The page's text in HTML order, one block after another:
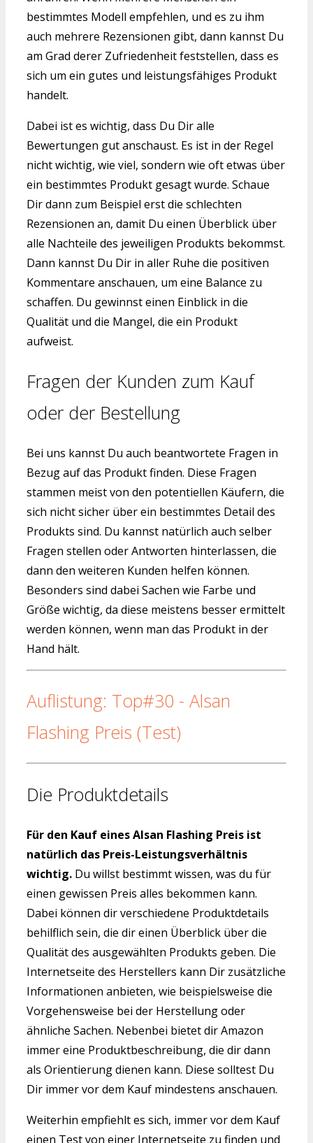
bestimmtes Modell empfehlen, und es zu ihm
auch mehrere Rezensionen gibt, dann kannst Du
am Grad derer Zufriedenheit feststellen, dass es
sich um ein gutes und leistungsfähiges Produkt
handelt.
Dabei ist es wichtig, dass Du Dir alle
Bewertungen gut anschaust. Es ist in der Regel
nicht wichtig, wie viel, sondern wie oft etwas über
ein bestimmtes Produkt gesagt wurde. Schaue
Dir dann zum Beispiel erst die schlechten
Rezensionen an, damit Du einen Überblick über
alle Nachteile des jeweiligen Produkts bekommst.
Dann kannst Du Dir in aller Ruhe die positiven
Kommentare anschauen, um eine Balance zu
schaffen. Du gewinnst einen Einblick in die
Qualität und die Mangel, die ein Produkt
aufweist.
Fragen der Kunden zum Kauf
oder der Bestellung
Bei uns kannst Du auch beantwortete Fragen in
Bezug auf das Produkt finden. Diese Fragen
stammen meist von den potentiellen Käufern, die
sich nicht sicher über ein bestimmtes Detail des
Produkts sind. Du kannst natürlich auch selber
Fragen stellen oder Antworten hinterlassen, die
dann den weiteren Kunden helfen können.
Besonders sind dabei Sachen wie Farbe und
Größe wichtig, da diese meistens besser ermittelt
werden können, wenn man das Produkt in der
Hand hält.
Auflistung: Top#30 - Alsan
Flashing Preis (Test)
Die Produktdetails
Für den Kauf eines Alsan Flashing Preis ist
natürlich das Preis-Leistungsverhältnis
wichtig. Du willst bestimmt wissen, was du für
einen gewissen Preis alles bekommen kann.
Dabei können dir verschiedene Produktdetails
behilflich sein, die dir einen Überblick über die
Qualität des ausgewählten Produkts geben. Die
Internetseite des Herstellers kann Dir zusätzliche
Informationen anbieten, wie beispielsweise die
Vorgehensweise bei der Herstellung oder
ähnliche Sachen. Nebenbei bietet dir Amazon
immer eine Produktbeschreibung, die dir dann
als Orientierung dienen kann. Diese solltest Du
Dir immer vor dem Kauf mindestens anschauen.
Weiterhin empfiehlt es sich, immer vor dem Kauf
einen Test von einer Internetseite zu finden und